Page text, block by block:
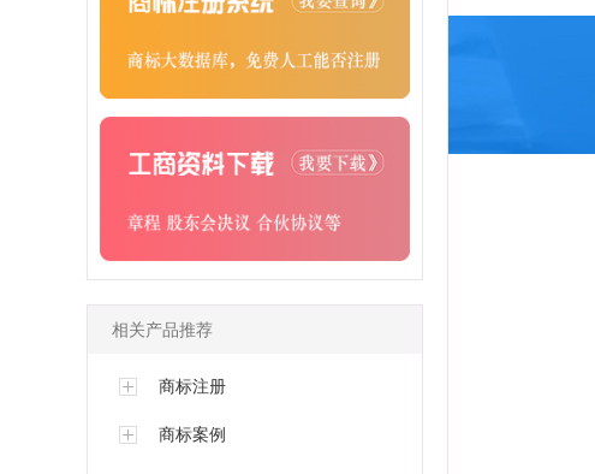
相关产品推荐
商标注册
商标案例